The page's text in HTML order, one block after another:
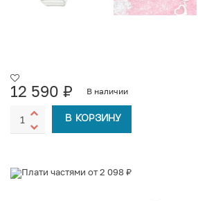
12 590 ₽ В наличии
В КОРЗИНУ
Плати частями от 2 098 ₽